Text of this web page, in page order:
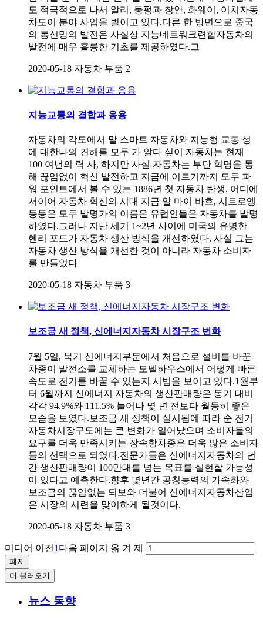
도 적극적으로 나서 알리, 둥펑과 창안, 화웨이, 이치자동
차도이 분야 사업을 벌이고 있다.다른 한 방면으로 중국
의 통신망의 발전은 사실상 지능네트워크련합자동차의
발전에 매우 훌륭한 기초를 제공하였다.그
2020-05-18 자동차 부품 2
지능교통의 결합과 응용
자동차의 각도에서 말 스마트 자동차와 지능형 교통 성
에 대한나의 견해를 모두 가 알다 싶이 자동차는 현재
100 여년의 력 사, 하지만 사실 자동차는 부단 혁명을 통
해 끊임없이 혁신 발전하고 지금에 이르기까지 모두 파
워 포인트에서 볼 수 있는 1886년 첫 자동차 탄생, 어디에
서이어 자동차 혁신의 시대 지금 알 마이 바흐, 시트로엥
등등은 모두 발명가의 이름은 유럽인들은 자동차를 발명
하였다.그러나 지난 세기 1~2년 사이에 미국의 유명한
헨리 포드가 자동차 생산 방식을 개선하였다. 사실 그는
자동차 생산 방식을 개선한 것이 아니라 자동차 소비자
를 만들었다
2020-05-18 자동차 부품 3
보조금 새 정책, 신에너지자동차 시장구조 변화
7월 5일, 북기 신에너지부문에서 처음으로 설비를 바꾼
차종이 발전소를 교체하는 모델하우스에서 어떻게 빠른
속도로 전기를 바꿀 수 있는지 시범을 보이고 있다.1월부
터 6월까지 신에너지 자동차의 생산판매량은 동기 대비
각각 94.9%와 111.5% 늘어나 몇 년 전보다 월등히 좋은
모습을 보였다.보조금 새 정책이 실시됨에 따라 순 전기
자동차시장구도에는 큰 변화가 일어났으며 소비자들의
요구를 더욱 만족시키는 장속항차종은 더욱 많은 소비자
들의 선택으로 되였다.전문가들은 신에너지자동차의 년
간 생산판매량이 100만대를 넘는 목표를 실현할 가능성
이 있다고 예측한다.향후 몇년간 공칭능력의 가속화와
보조금의 끊임없는 퇴보와 더불어 신에너지자동차산업
은 시장의 시련을 맞이하게 될것이다.
2020-05-18 자동차 부품 3
미디어 이전 1 다음 페이지 옮 겨 제
더 불러오기
뉴스 동향